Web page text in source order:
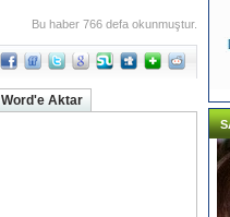
Bu haber 766 defa okunmuştur.
Word'e Aktar